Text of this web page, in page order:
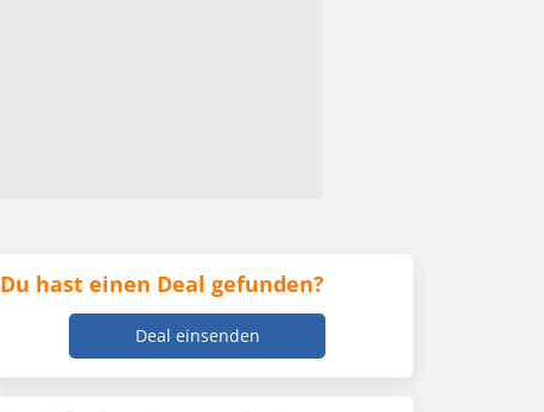
Du hast einen Deal gefunden?
Deal einsenden